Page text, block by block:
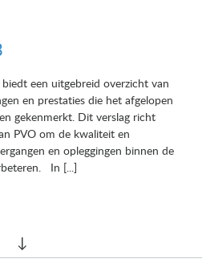
een uitgebreid overzicht van
en prestaties die het afgelopen
gekenmerkt. Dit verslag richt
PVO om de kwaliteit en
en opleggingen binnen de
In [...]